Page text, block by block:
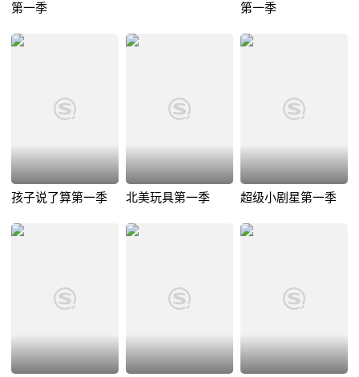
第一季
第一季
孩子说了算第一季 北美玩具第一季 超级小剧星第一季